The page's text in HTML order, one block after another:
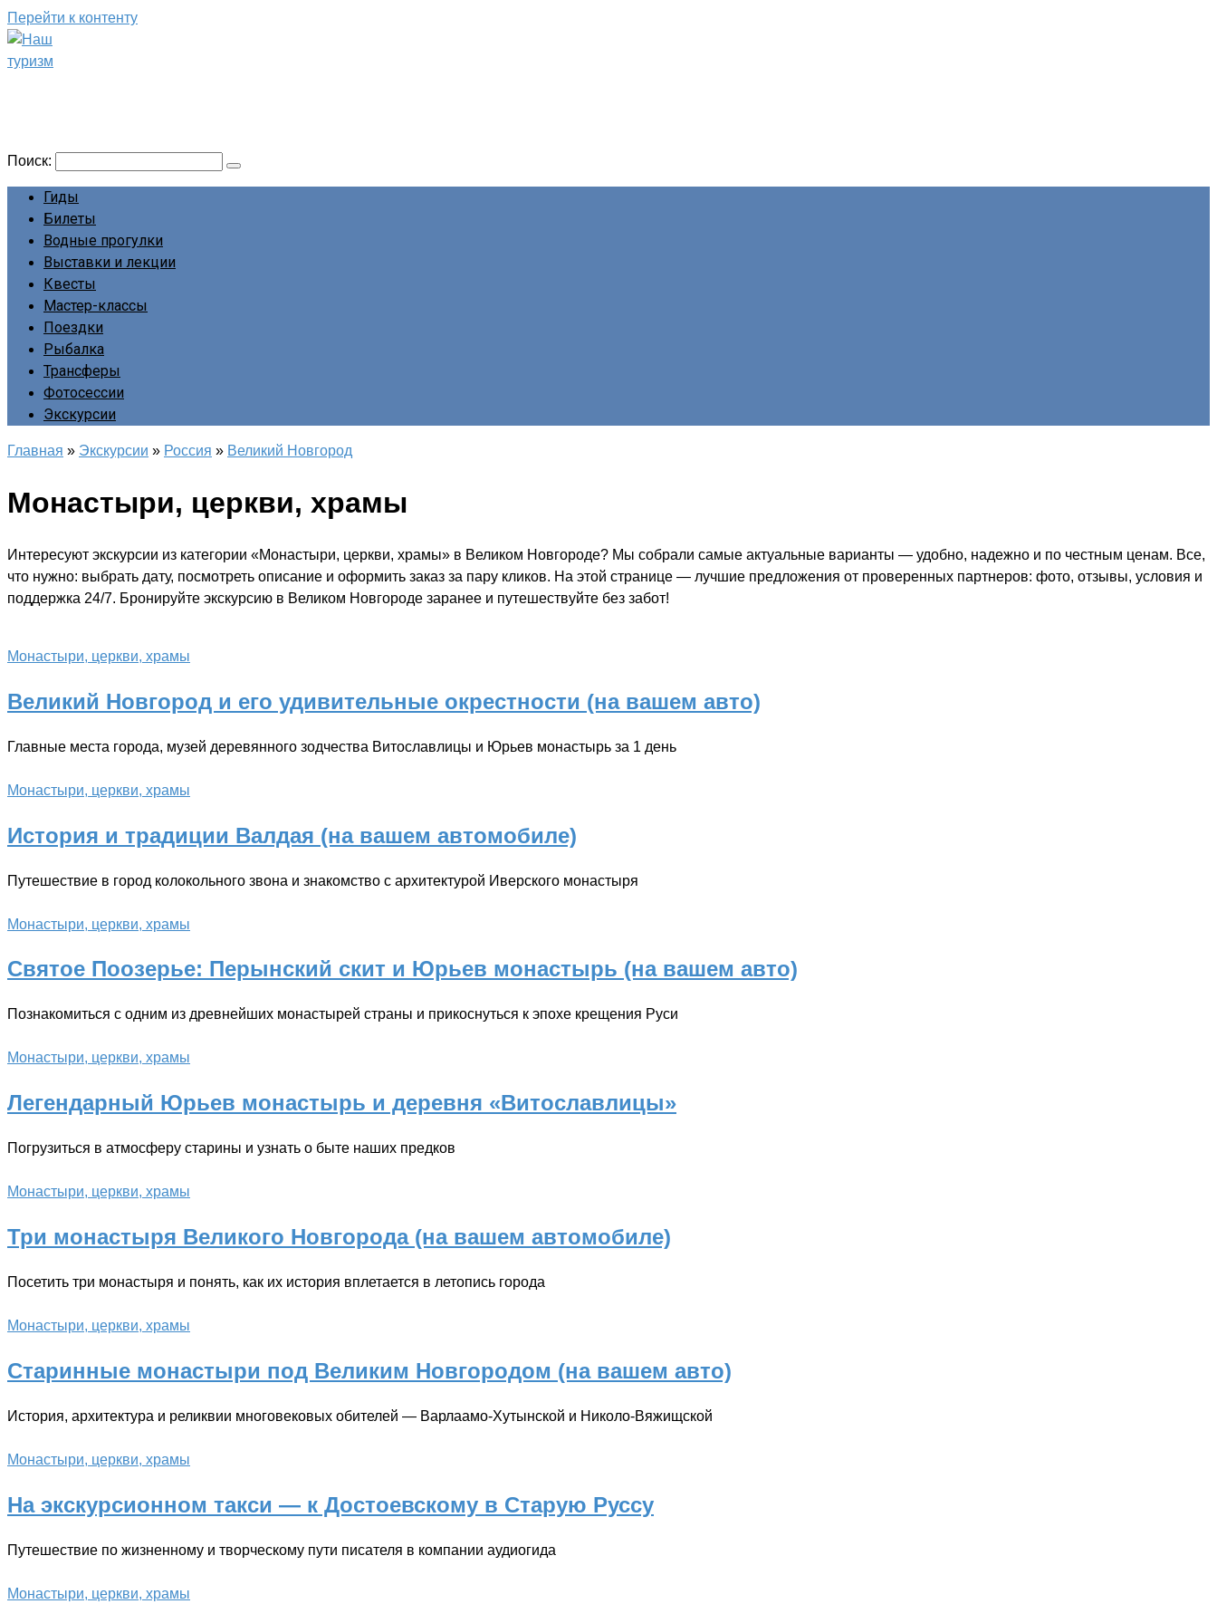
Перейти к контенту
Поиск:
Гиды
Билеты
Водные прогулки
Выставки и лекции
Квесты
Мастер-классы
Поездки
Рыбалка
Трансферы
Фотосессии
Экскурсии
Главная » Экскурсии » Россия » Великий Новгород
Монастыри, церкви, храмы
Интересуют экскурсии из категории «Монастыри, церкви, храмы» в Великом Новгороде? Мы собрали самые актуальные варианты — удобно, надежно и по честным ценам. Все,
что нужно: выбрать дату, посмотреть описание и оформить заказ за пару кликов. На этой странице — лучшие предложения от проверенных партнеров: фото, отзывы, условия и
поддержка 24/7. Бронируйте экскурсию в Великом Новгороде заранее и путешествуйте без забот!
Монастыри, церкви, храмы
Великий Новгород и его удивительные окрестности (на вашем авто)
Главные места города, музей деревянного зодчества Витославлицы и Юрьев монастырь за 1 день
Монастыри, церкви, храмы
История и традиции Валдая (на вашем автомобиле)
Путешествие в город колокольного звона и знакомство с архитектурой Иверского монастыря
Монастыри, церкви, храмы
Святое Поозерье: Перынский скит и Юрьев монастырь (на вашем авто)
Познакомиться с одним из древнейших монастырей страны и прикоснуться к эпохе крещения Руси
Монастыри, церкви, храмы
Легендарный Юрьев монастырь и деревня «Витославлицы»
Погрузиться в атмосферу старины и узнать о быте наших предков
Монастыри, церкви, храмы
Три монастыря Великого Новгорода (на вашем автомобиле)
Посетить три монастыря и понять, как их история вплетается в летопись города
Монастыри, церкви, храмы
Старинные монастыри под Великим Новгородом (на вашем авто)
История, архитектура и реликвии многовековых обителей — Варлаамо-Хутынской и Николо-Вяжищской
Монастыри, церкви, храмы
На экскурсионном такси — к Достоевскому в Старую Руссу
Путешествие по жизненному и творческому пути писателя в компании аудиогида
Монастыри, церкви, храмы